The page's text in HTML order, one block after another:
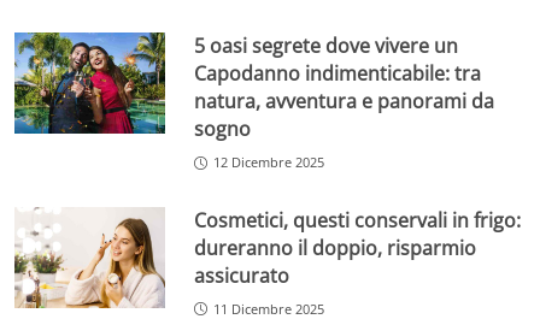
5 oasi segrete dove vivere un
Capodanno indimenticabile: tra
natura, avventura e panorami da
sogno
12 Dicembre 2025
Cosmetici, questi conservali in frigo:
dureranno il doppio, risparmio
assicurato
11 Dicembre 2025